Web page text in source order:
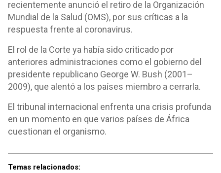
recientemente anunció el retiro de la Organización
Mundial de la Salud (OMS), por sus críticas a la
respuesta frente al coronavirus.
El rol de la Corte ya había sido criticado por
anteriores administraciones como el gobierno del
presidente republicano George W. Bush (2001–
2009), que alentó a los países miembro a cerrarla.
El tribunal internacional enfrenta una crisis profunda
en un momento en que varios países de África
cuestionan el organismo.
Temas relacionados: